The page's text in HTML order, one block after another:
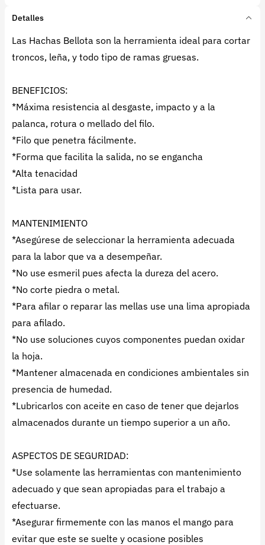
Detalles
Las Hachas Bellota son la herramienta ideal para cortar
troncos, leña, y todo tipo de ramas gruesas.
BENEFICIOS:
*Máxima resistencia al desgaste, impacto y a la
palanca, rotura o mellado del filo.
*Filo que penetra fácilmente.
*Forma que facilita la salida, no se engancha
*Alta tenacidad
*Lista para usar.
MANTENIMIENTO
*Asegúrese de seleccionar la herramienta adecuada
para la labor que va a desempeñar.
*No use esmeril pues afecta la dureza del acero.
*No corte piedra o metal.
*Para afilar o reparar las mellas use una lima apropiada
para afilado.
*No use soluciones cuyos componentes puedan oxidar
la hoja.
*Mantener almacenada en condiciones ambientales sin
presencia de humedad.
*Lubricarlos con aceite en caso de tener que dejarlos
almacenados durante un tiempo superior a un año.
ASPECTOS DE SEGURIDAD:
*Use solamente las herramientas con mantenimiento
adecuado y que sean apropiadas para el trabajo a
efectuarse.
*Asegurar firmemente con las manos el mango para
evitar que este se suelte y ocasione posibles